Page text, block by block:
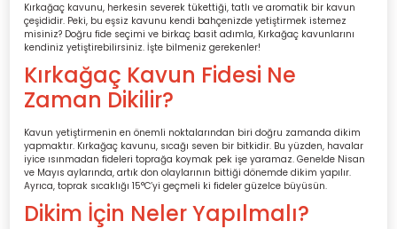
Kırkağaç kavunu, herkesin severek tükettiği, tatlı ve aromatik bir kavun
çeşididir. Peki, bu eşsiz kavunu kendi bahçenizde yetiştirmek istemez
misiniz? Doğru fide seçimi ve birkaç basit adımla, Kırkağaç kavunlarını
kendiniz yetiştirebilirsiniz. İşte bilmeniz gerekenler!
Kırkağaç Kavun Fidesi Ne
Zaman Dikilir?
Kavun yetiştirmenin en önemli noktalarından biri doğru zamanda dikim
yapmaktır. Kırkağaç kavunu, sıcağı seven bir bitkidir. Bu yüzden, havalar
iyice ısınmadan fideleri toprağa koymak pek işe yaramaz. Genelde Nisan
ve Mayıs aylarında, artık don olaylarının bittiği dönemde dikim yapılır.
Ayrıca, toprak sıcaklığı 15°C’yi geçmeli ki fideler güzelce büyüsün.
Dikim İçin Neler Yapılmalı?